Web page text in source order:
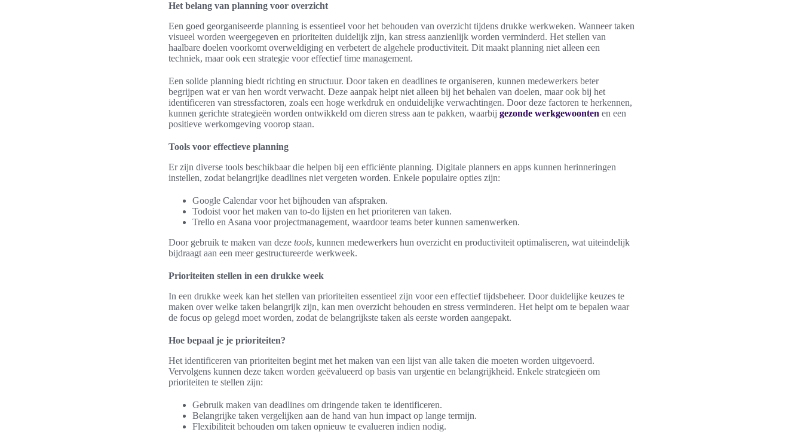
Het belang van planning voor overzicht
Een goed georganiseerde planning is essentieel voor het behouden van overzicht tijdens drukke werkweken. Wanneer taken
visueel worden weergegeven en prioriteiten duidelijk zijn, kan stress aanzienlijk worden verminderd. Het stellen van
haalbare doelen voorkomt overweldiging en verbetert de algehele productiviteit. Dit maakt planning niet alleen een
techniek, maar ook een strategie voor effectief time management.
Een solide planning biedt richting en structuur. Door taken en deadlines te organiseren, kunnen medewerkers beter
begrijpen wat er van hen wordt verwacht. Deze aanpak helpt niet alleen bij het behalen van doelen, maar ook bij het
identificeren van stressfactoren, zoals een hoge werkdruk en onduidelijke verwachtingen. Door deze factoren te herkennen,
kunnen gerichte strategieën worden ontwikkeld om dieren stress aan te pakken, waarbij gezonde werkgewoonten en een
positieve werkomgeving voorop staan.
Tools voor effectieve planning
Er zijn diverse tools beschikbaar die helpen bij een efficiënte planning. Digitale planners en apps kunnen herinneringen
instellen, zodat belangrijke deadlines niet vergeten worden. Enkele populaire opties zijn:
Google Calendar voor het bijhouden van afspraken.
Todoist voor het maken van to-do lijsten en het prioriteren van taken.
Trello en Asana voor projectmanagement, waardoor teams beter kunnen samenwerken.
Door gebruik te maken van deze tools, kunnen medewerkers hun overzicht en productiviteit optimaliseren, wat uiteindelijk
bijdraagt aan een meer gestructureerde werkweek.
Prioriteiten stellen in een drukke week
In een drukke week kan het stellen van prioriteiten essentieel zijn voor een effectief tijdsbeheer. Door duidelijke keuzes te
maken over welke taken belangrijk zijn, kan men overzicht behouden en stress verminderen. Het helpt om te bepalen waar
de focus op gelegd moet worden, zodat de belangrijkste taken als eerste worden aangepakt.
Hoe bepaal je je prioriteiten?
Het identificeren van prioriteiten begint met het maken van een lijst van alle taken die moeten worden uitgevoerd.
Vervolgens kunnen deze taken worden geëvalueerd op basis van urgentie en belangrijkheid. Enkele strategieën om
prioriteiten te stellen zijn:
Gebruik maken van deadlines om dringende taken te identificeren.
Belangrijke taken vergelijken aan de hand van hun impact op lange termijn.
Flexibiliteit behouden om taken opnieuw te evalueren indien nodig.